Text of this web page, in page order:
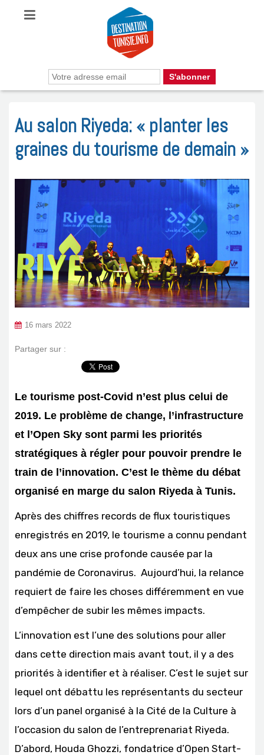
Au salon Riyeda: « planter les
graines du tourisme de demain »
16 mars 2022
Partager sur :
Le tourisme post-Covid n’est plus celui de
2019. Le problème de change, l’infrastructure
et l’Open Sky sont parmi les priorités
stratégiques à régler pour pouvoir prendre le
train de l’innovation. C’est le thème du débat
organisé en marge du salon Riyeda à Tunis.
Après des chiffres records de flux touristiques
enregistrés en 2019, le tourisme a connu pendant
deux ans une crise profonde causée par la
pandémie de Coronavirus. Aujourd’hui, la relance
requiert de faire les choses différemment en vue
d’empêcher de subir les mêmes impacts.
L’innovation est l’une des solutions pour aller
dans cette direction mais avant tout, il y a des
priorités à identifier et à réaliser. C’est le sujet sur
lequel ont débattu les représentants du secteur
lors d’un panel organisé à la Cité de la Culture à
l’occasion du salon de l’entreprenariat Riyeda.
D’abord, Houda Ghozzi, fondatrice d’Open Start-